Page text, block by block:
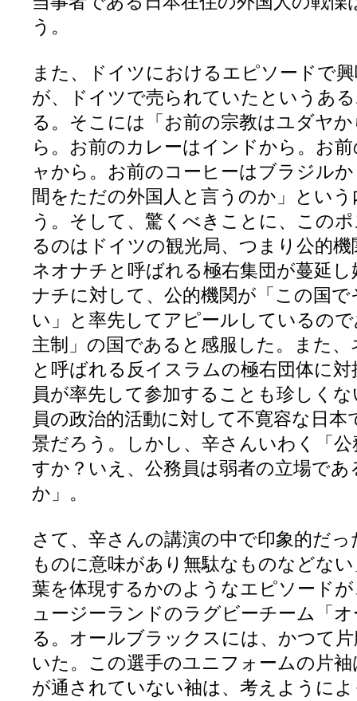
う。
また、ドイツにおけるエピソードで
が、ドイツで売られていたというあ
る。そこには「お前の宗教はユダヤ
ら。お前のカレーはインドから。お
ャから。お前のコーヒーはブラジル
間をただの外国人と言うのか」とい
う。そして、驚くべきことに、この
るのはドイツの観光局、つまり公的
ネオナチと呼ばれる極右集団が蔓延
ナチに対して、公的機関が「この国
い」と率先してアピールしているの
主制」の国であると感服した。また
と呼ばれる反イスラムの極右団体に
員が率先して参加することも珍しく
員の政治的活動に対して不寛容な日
景だろう。しかし、辛さんいわく「
すか？いえ、公務員は弱者の立場で
か」。
さて、辛さんの講演の中で印象的だ
ものに意味があり無駄なものなどな
葉を体現するかのようなエピソード
ュージーランドのラグビーチーム「
る。オールブラックスには、かつて
いた。この選手のユニフォームの片
が通されていない袖は、考えように